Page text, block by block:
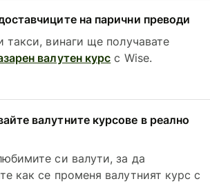
на парични преводи
такси, винаги ще получавате
валутен курс с Wise.
валутните курсове в реално
си валути, за да
как се променя валутният курс с